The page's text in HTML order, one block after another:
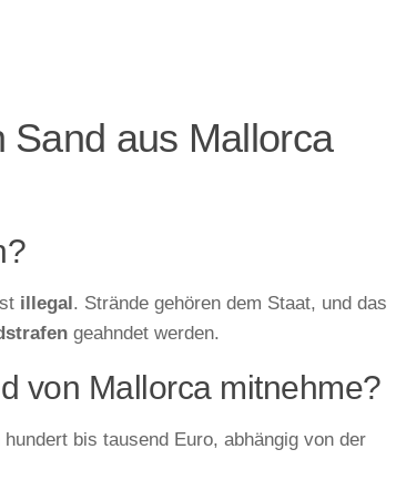
Sand aus Mallorca
illegal. Strände gehören dem Staat, und das
geahndet werden.
von Mallorca mitnehme?
bis tausend Euro, abhängig von der